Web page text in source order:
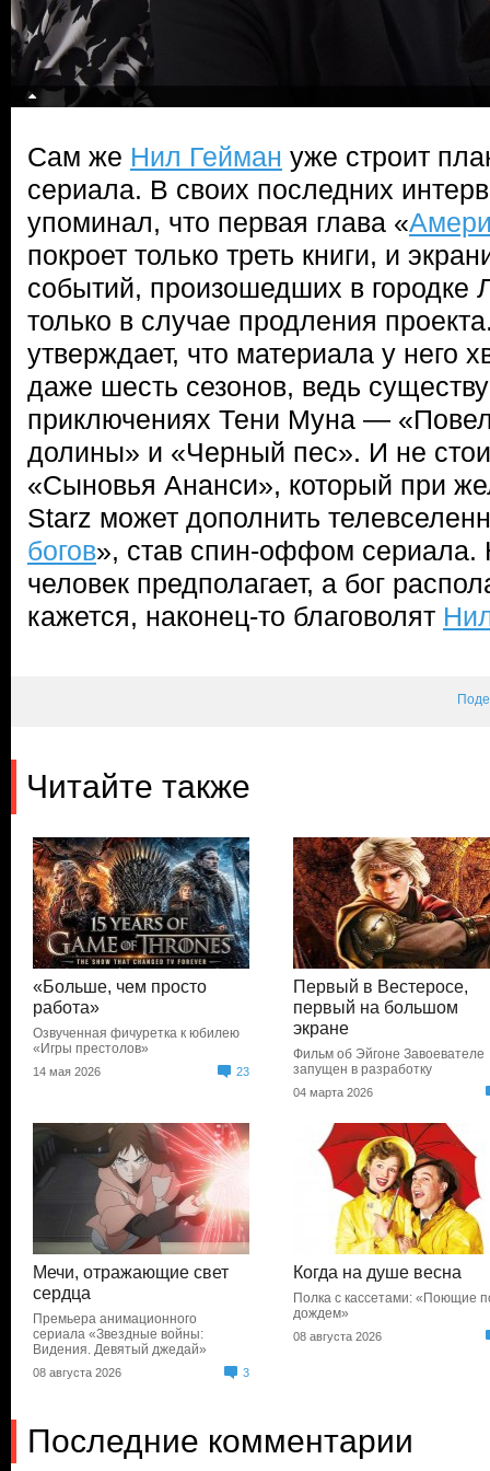
Сам же Нил Гейман уже строит
сериала. В своих последних
упоминал, что первая глава «
покроет только треть книги, и
событий, произошедших в городке
только в случае продления
утверждает, что материала у него
даже шесть сезонов, ведь
приключениях Тени Муна —
долины» и «Черный пес». И не
«Сыновья Ананси», который при
Starz может дополнить
богов», став спин-оффом сериала.
человек предполагает, а бог
кажется, наконец-то благоволят
Читайте также
«Больше, чем просто
работа»
Озвученная фичуретка к юбилею
«Игры престолов»
14 мая 2026 23
Первый в Вестеросе,
первый на большом
экране
Фильм об Эйгоне Завоевателе
запущен в разработку
04 марта 2026
Мечи, отражающие свет
сердца
Премьера анимационного
сериала «Звездные войны:
Видения. Девятый джедай»
08 августа 2026 3
Когда на душе весна
Полка с кассетами: «Поющие
дождем»
08 августа 2026
Последние комментарии